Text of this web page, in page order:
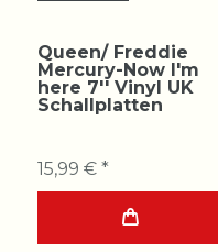
Queen/ Freddie
Mercury-Now I'm
here 7'' Vinyl UK
Schallplatten
15,99 € *